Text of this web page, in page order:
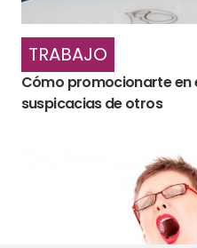
TRABAJO
Cómo promocionarte en
suspicacias de otros